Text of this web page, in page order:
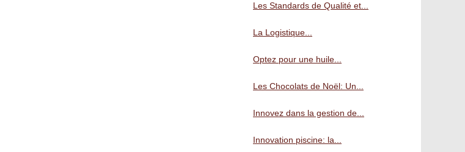
Les Standards de Qualité et...
La Logistique...
Optez pour une huile...
Les Chocolats de Noël: Un...
Innovez dans la gestion de...
Innovation piscine: la...